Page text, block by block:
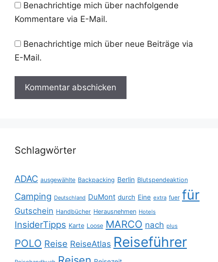
Benachrichtige mich über nachfolgende
Kommentare via E-Mail.
Benachrichtige mich über neue Beiträge via
E-Mail.
Schlagwörter
ADAC ausgewählte Backpacking Berlin Blutspendeaktion
Camping Deutschland DuMont durch Eine extra fuer für
Gutschein Handbücher Herausnehmen Hotels
InsiderTipps Karte Loose MARCO nach plus
POLO Reise ReiseAtlas Reiseführer